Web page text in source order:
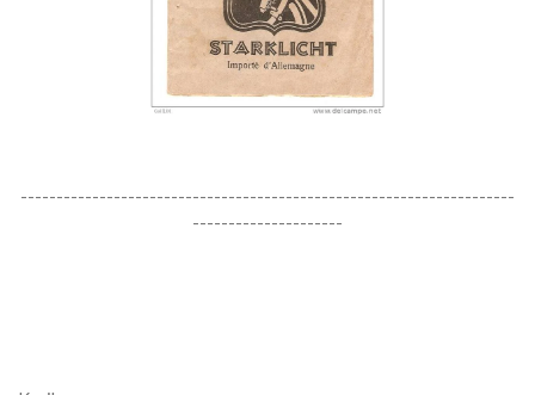
---------------------------------------------------------------------
---------------------